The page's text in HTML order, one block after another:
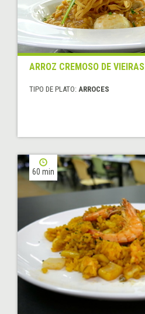
ARROZ CREMOSO DE VIEIRAS
TIPO DE PLATO: ARROCES
60 min